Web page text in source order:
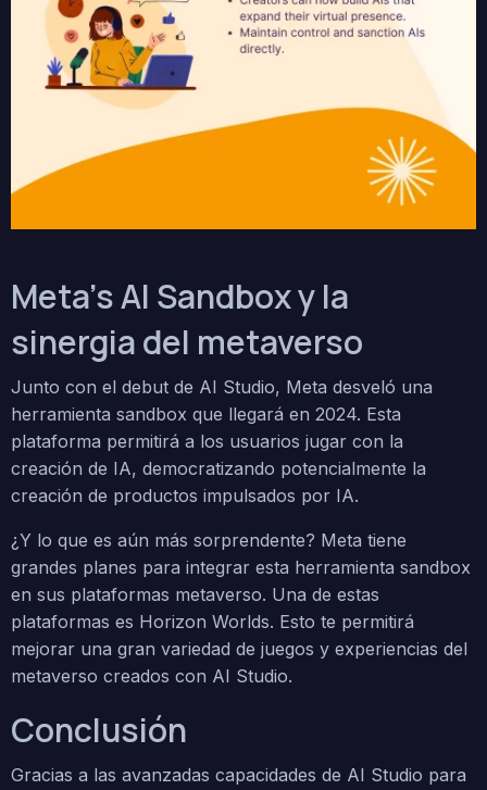
Meta’s AI Sandbox y la
sinergia del metaverso
Junto con el debut de AI Studio, Meta desveló una
herramienta sandbox que llegará en 2024. Esta
plataforma permitirá a los usuarios jugar con la
creación de IA, democratizando potencialmente la
creación de productos impulsados por IA.
¿Y lo que es aún más sorprendente? Meta tiene
grandes planes para integrar esta herramienta sandbox
en sus plataformas metaverso. Una de estas
plataformas es Horizon Worlds. Esto te permitirá
mejorar una gran variedad de juegos y experiencias del
metaverso creados con AI Studio.
Conclusión
Gracias a las avanzadas capacidades de AI Studio para